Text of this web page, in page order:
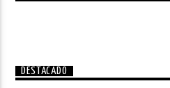
DESTACADO